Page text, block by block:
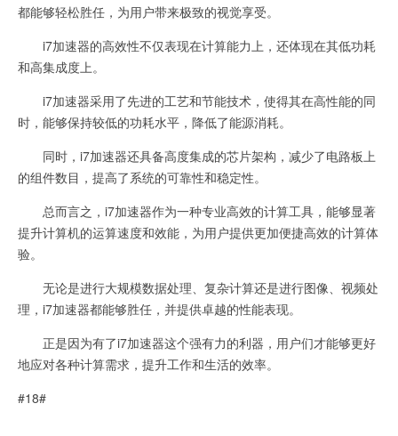
都能够轻松胜任，为用户带来极致的视觉享受。
i7加速器的高效性不仅表现在计算能力上，还体现在其低功耗
和高集成度上。
i7加速器采用了先进的工艺和节能技术，使得其在高性能的同
时，能够保持较低的功耗水平，降低了能源消耗。
同时，i7加速器还具备高度集成的芯片架构，减少了电路板上
的组件数目，提高了系统的可靠性和稳定性。
总而言之，i7加速器作为一种专业高效的计算工具，能够显著
提升计算机的运算速度和效能，为用户提供更加便捷高效的计算体
验。
无论是进行大规模数据处理、复杂计算还是进行图像、视频处
理，i7加速器都能够胜任，并提供卓越的性能表现。
正是因为有了i7加速器这个强有力的利器，用户们才能够更好
地应对各种计算需求，提升工作和生活的效率。
#18#